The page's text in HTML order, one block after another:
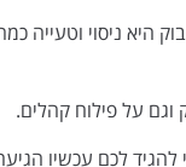
היא ניסוי וטעייה
וגם על פילוח קהלים.
להגיד לכם עכשיו